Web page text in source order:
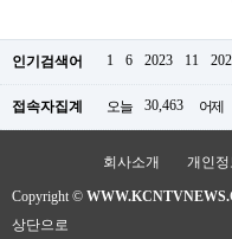
머
판인기검색어 1 6 2023 11
접속자집계 오늘 30,463 어제
회사소개 개인정
Copyright ©
상단으로